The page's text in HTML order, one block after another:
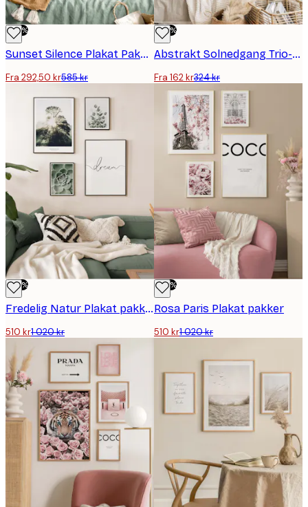
-50%
Sunset Silence Plakat Pakker
Fra 292,50 kr585 kr
-50%
Abstrakt Solnedgang Trio-Plakatpakke
Fra 162 kr324 kr
-50%
Fredelig Natur Plakat pakker
510 kr1 020 kr
-50%
Rosa Paris Plakat pakker
510 kr1 020 kr